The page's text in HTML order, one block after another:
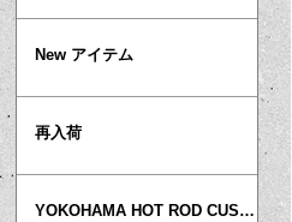
New アイテム
再入荷
YOKOHAMA HOT ROD CUSTOM SHOW